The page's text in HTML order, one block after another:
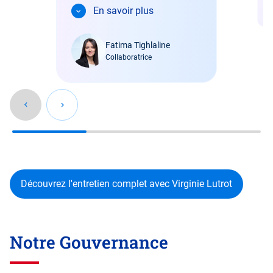
l’engagement et de
l’énergie déployée par le
Groupe pour encourager
les salariés à s'engager
dans des initiatives
En savoir plus
Fatima Tighlaline
Collaboratrice
Découvrez l'entretien complet avec Virginie Lutrot
Notre Gouvernance